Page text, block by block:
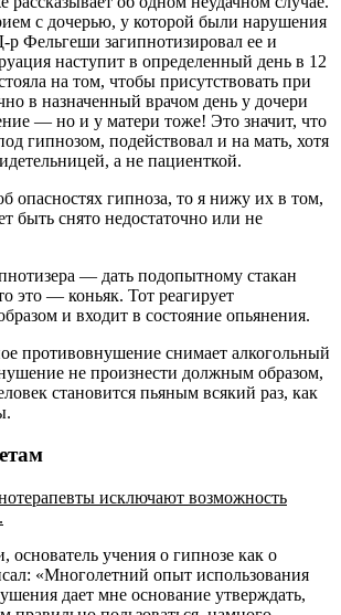
с дочерью, у которой были нарушения
р Фельгеши загипнотизировал ее и
наступит в определенный день в 12
на том, чтобы присутствовать при
в назначенный врачом день у дочери
— но и у матери тоже! Это значит, что
гипнозом, подействовал и на мать, хотя
а не пациенткой.
опасностях гипноза, то я нижу их в том,
быть снято недостаточно или не
— дать подопытному стакан
это — коньяк. Тот реагирует
и входит в состояние опьянения.
противовнушение снимает алкогольный
не произнести должным образом,
становится пьяным всякий раз, как
исключают возможность
основатель учения о гипнозе как о
«Многолетний опыт использования
дает мне основание утверждать,